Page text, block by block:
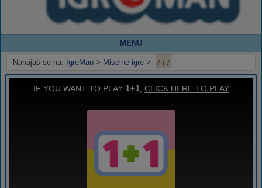
MENU
Nahajaš se na: IgreMan > Miselne igre > 1+1